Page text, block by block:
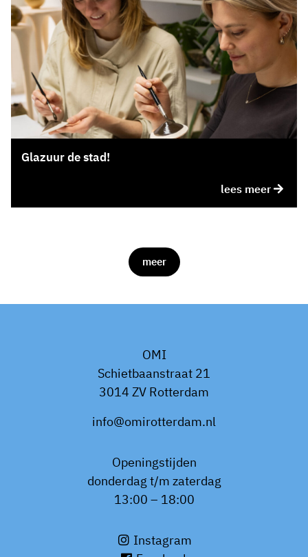
Glazuur de stad!
lees meer
meer
OMI
Schietbaanstraat 21
3014 ZV Rotterdam
info@omirotterdam.nl
Openingstijden
donderdag t/m zaterdag
13:00 – 18:00
Instagram